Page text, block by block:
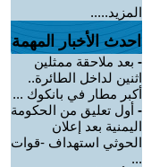
المزيد.....
احدث الأخبار المهمة
- بعد ملاحقة ممثلين
اثنين لداخل الطائرة..
أكبر مطار في بانكوك ...
- أول تعليق من الحكومة
اليمنية بعد إعلان
الحوثي استهداف -قوات
...